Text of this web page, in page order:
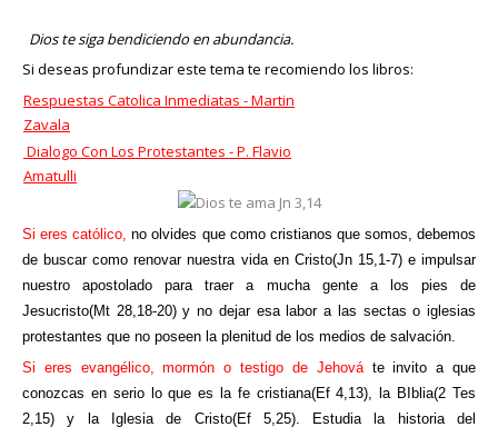
Dios te siga bendiciendo en abundancia.
Si deseas profundizar este tema te recomiendo los libros:
Respuestas Catolica Inmediatas - Martin
Zavala
Dialogo Con Los Protestantes - P. Flavio
Amatulli
Si eres católico, no olvides que como cristianos que somos, debemos
de buscar como renovar nuestra vida en Cristo(Jn 15,1-7) e impulsar
nuestro apostolado para traer a mucha gente a los pies de
Jesucristo(Mt 28,18-20) y no dejar esa labor a las sectas o iglesias
protestantes que no poseen la plenitud de los medios de salvación.
Si eres evangélico, mormón o testigo de Jehováte invito a que
conozcas en serio lo que es la fe cristiana(Ef 4,13), la BIblia(2 Tes
2,15) y la Iglesia de Cristo(Ef 5,25). Estudia la historia del